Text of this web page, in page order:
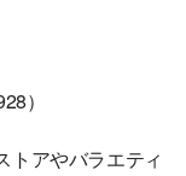
）
アやバラエティ